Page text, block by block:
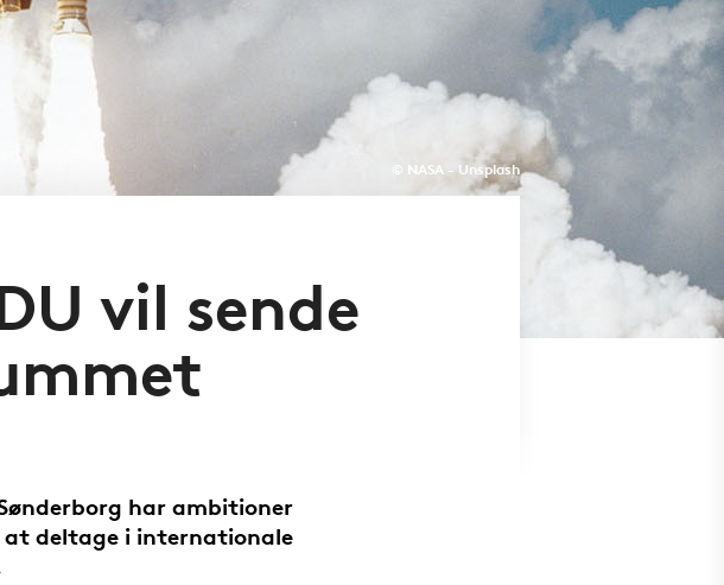
© NASA - Unsplash
vil sende
har ambitioner
at deltage i internationale